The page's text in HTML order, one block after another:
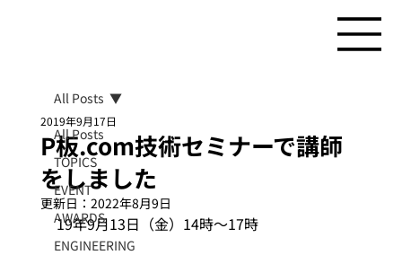
All Posts
TOPICS
EVENT
AWARDS
ENGINEERING
All Posts
P板.com技術セミナーで講師
をしました
2019年9月17日
更新日： 2022年8月9日
19年9月13日（金）14時～17時